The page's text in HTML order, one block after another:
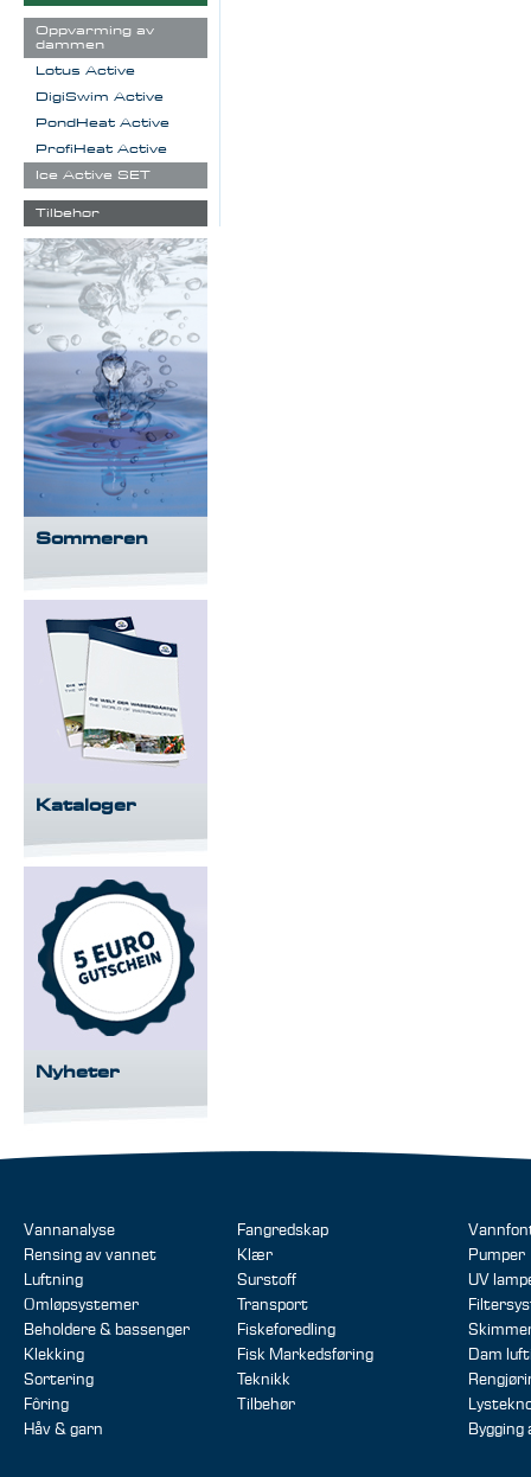
Oppvarming av
dammen
Lotus Active
DigiSwim Active
PondHeat Active
ProfiHeat Active
Ice Active SET
Tilbehør
Sommeren
Kataloger
Nyheter
Vannanalyse
Rensing av vannet
Luftning
Omløpsystemer
Beholdere & bassenger
Klekking
Sortering
Fôring
Håv & garn
Fangredskap
Klær
Surstoff
Transport
Fiskeforedling
Fisk Markedsføring
Teknikk
Tilbehør
Pumper
UV
Dam
Bygging